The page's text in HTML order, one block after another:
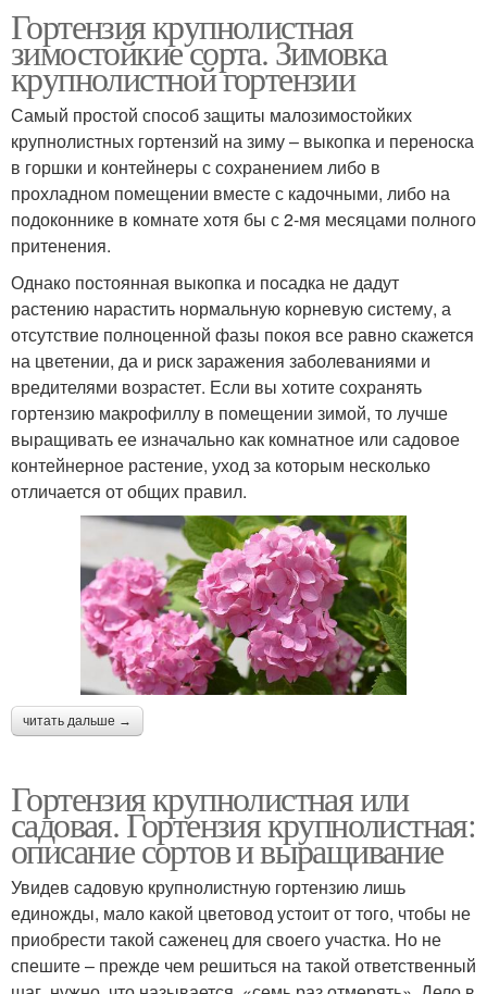
Гортензия крупнолистная
зимостойкие сорта. Зимовка
крупнолистной гортензии
Самый простой способ защиты малозимостойких
крупнолистных гортензий на зиму – выкопка и переноска
в горшки и контейнеры с сохранением либо в
прохладном помещении вместе с кадочными, либо на
подоконнике в комнате хотя бы с 2-мя месяцами полного
притенения.
Однако постоянная выкопка и посадка не дадут
растению нарастить нормальную корневую систему, а
отсутствие полноценной фазы покоя все равно скажется
на цветении, да и риск заражения заболеваниями и
вредителями возрастет. Если вы хотите сохранять
гортензию макрофиллу в помещении зимой, то лучше
выращивать ее изначально как комнатное или садовое
контейнерное растение, уход за которым несколько
отличается от общих правил.
читать дальше →
Гортензия крупнолистная или
садовая. Гортензия крупнолистная:
описание сортов и выращивание
Увидев садовую крупнолистную гортензию лишь
единожды, мало какой цветовод устоит от того, чтобы не
приобрести такой саженец для своего участка. Но не
спешите – прежде чем решиться на такой ответственный